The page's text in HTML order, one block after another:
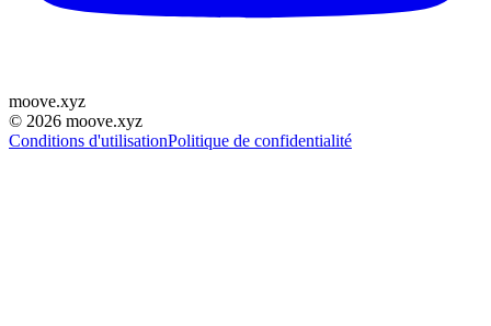
moove.xyz
© 2026 moove.xyz
Conditions d'utilisationPolitique de confidentialité